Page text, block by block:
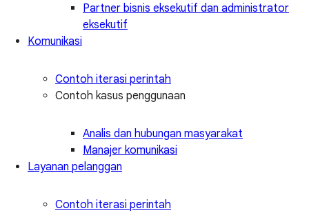
Partner bisnis eksekutif dan administrator
eksekutif
Komunikasi
Contoh iterasi perintah
Contoh kasus penggunaan
Analis dan hubungan masyarakat
Manajer komunikasi
Layanan pelanggan
Contoh iterasi perintah